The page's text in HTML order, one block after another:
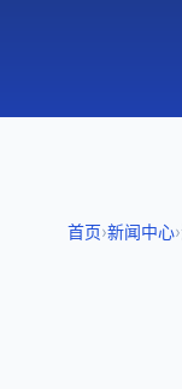
首页›新闻中心›